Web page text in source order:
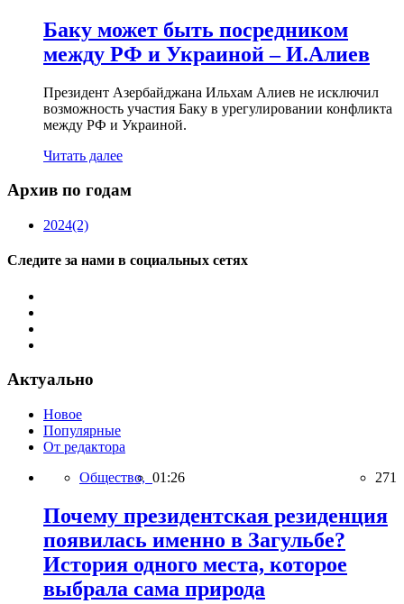
Баку может быть посредником
между РФ и Украиной – И.Алиев
Президент Азербайджана Ильхам Алиев не исключил
возможность участия Баку в урегулировании конфликта
между РФ и Украиной.
Читать далее
Архив по годам
2024(2)
Следите за нами в социальных сетях
Актуально
Новое
Популярные
От редактора
Общество, 01:26 271
Почему президентская резиденция
появилась именно в Загульбе?
История одного места, которое
выбрала сама природа